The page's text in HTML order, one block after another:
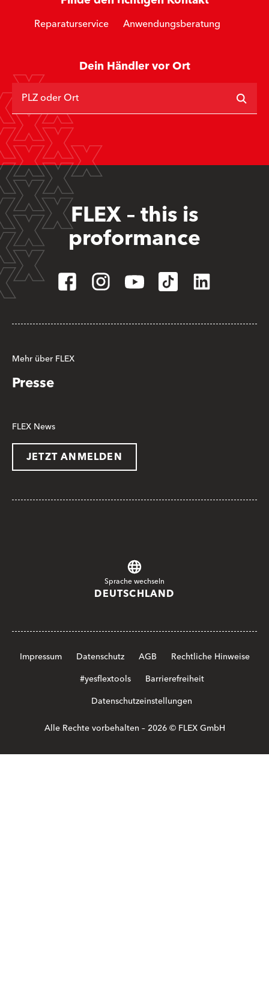
Reparaturservice Anwendungsberatung
Dein Händler vor Ort
PLZ oder Ort
FLEX – this is
proformance
Mehr über FLEX
Presse
FLEX News
JETZT ANMELDEN
Sprache wechseln
DEUTSCHLAND
Impressum Datenschutz AGB
Rechtliche Hinweise
#yesflextools
Barrierefreiheit
Datenschutzeinstellungen
Alle Rechte vorbehalten – 2026 © FLEX GmbH